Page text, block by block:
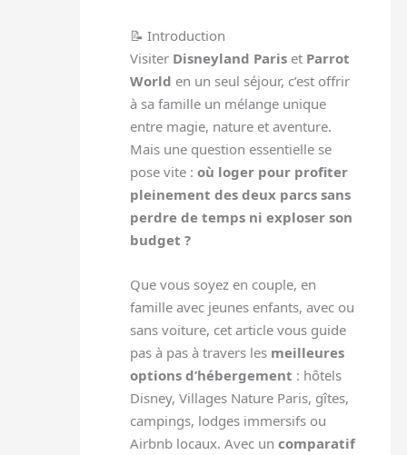
📝 Introduction
Visiter Disneyland Paris et Parrot
World en un seul séjour, c’est offrir
à sa famille un mélange unique
entre magie, nature et aventure.
Mais une question essentielle se
pose vite :où loger pour profiter
pleinement des deux parcs sans
perdre de temps ni exploser son
budget ?
Que vous soyez en couple, en
famille avec jeunes enfants, avec ou
sans voiture, cet article vous guide
pas à pas à travers les meilleures
options d’hébergement : hôtels
Disney, Villages Nature Paris, gîtes,
campings, lodges immersifs ou
Airbnb locaux. Avec uncomparatif